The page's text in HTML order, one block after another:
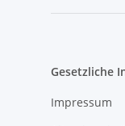
Gesetzliche
Impressum